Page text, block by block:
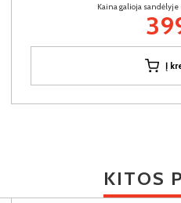
Kaina galioja
Į
KITOS